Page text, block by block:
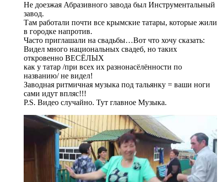
Не доезжая Абразивного завода был Инструментальный
завод.
Там работали почти все крымские татары, которые жили
в городке напротив.
Часто приглашали на свадьбы…Вот что хочу сказать:
Видел много национальных свадеб, но таких
откровенно ВЕСЁЛЫХ
как у татар /при всех их разнонасёлённости по
названию/ не видел!
Заводная ритмичная музыка под тальянку = ваши ноги
сами идут впляс!!!
P.S. Видео случайно. Тут главное Музыка.